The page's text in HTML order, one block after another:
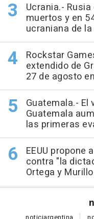
Ucrania.-
muertos y en
ucraniana de
Rockstar
extendido de
27 de agosto
Guatemala.- El
Guatemala
las primeras
EEUU propone
contra "la
Ortega y